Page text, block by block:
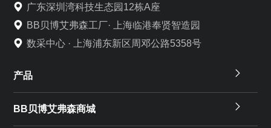
广东深圳湾科技生态园12栋A座
BB贝博艾弗森工厂· 上海临港奉贤智造园
数采中心 · 上海浦东新区周邓公路5358号
产品
BB贝博艾弗森商城